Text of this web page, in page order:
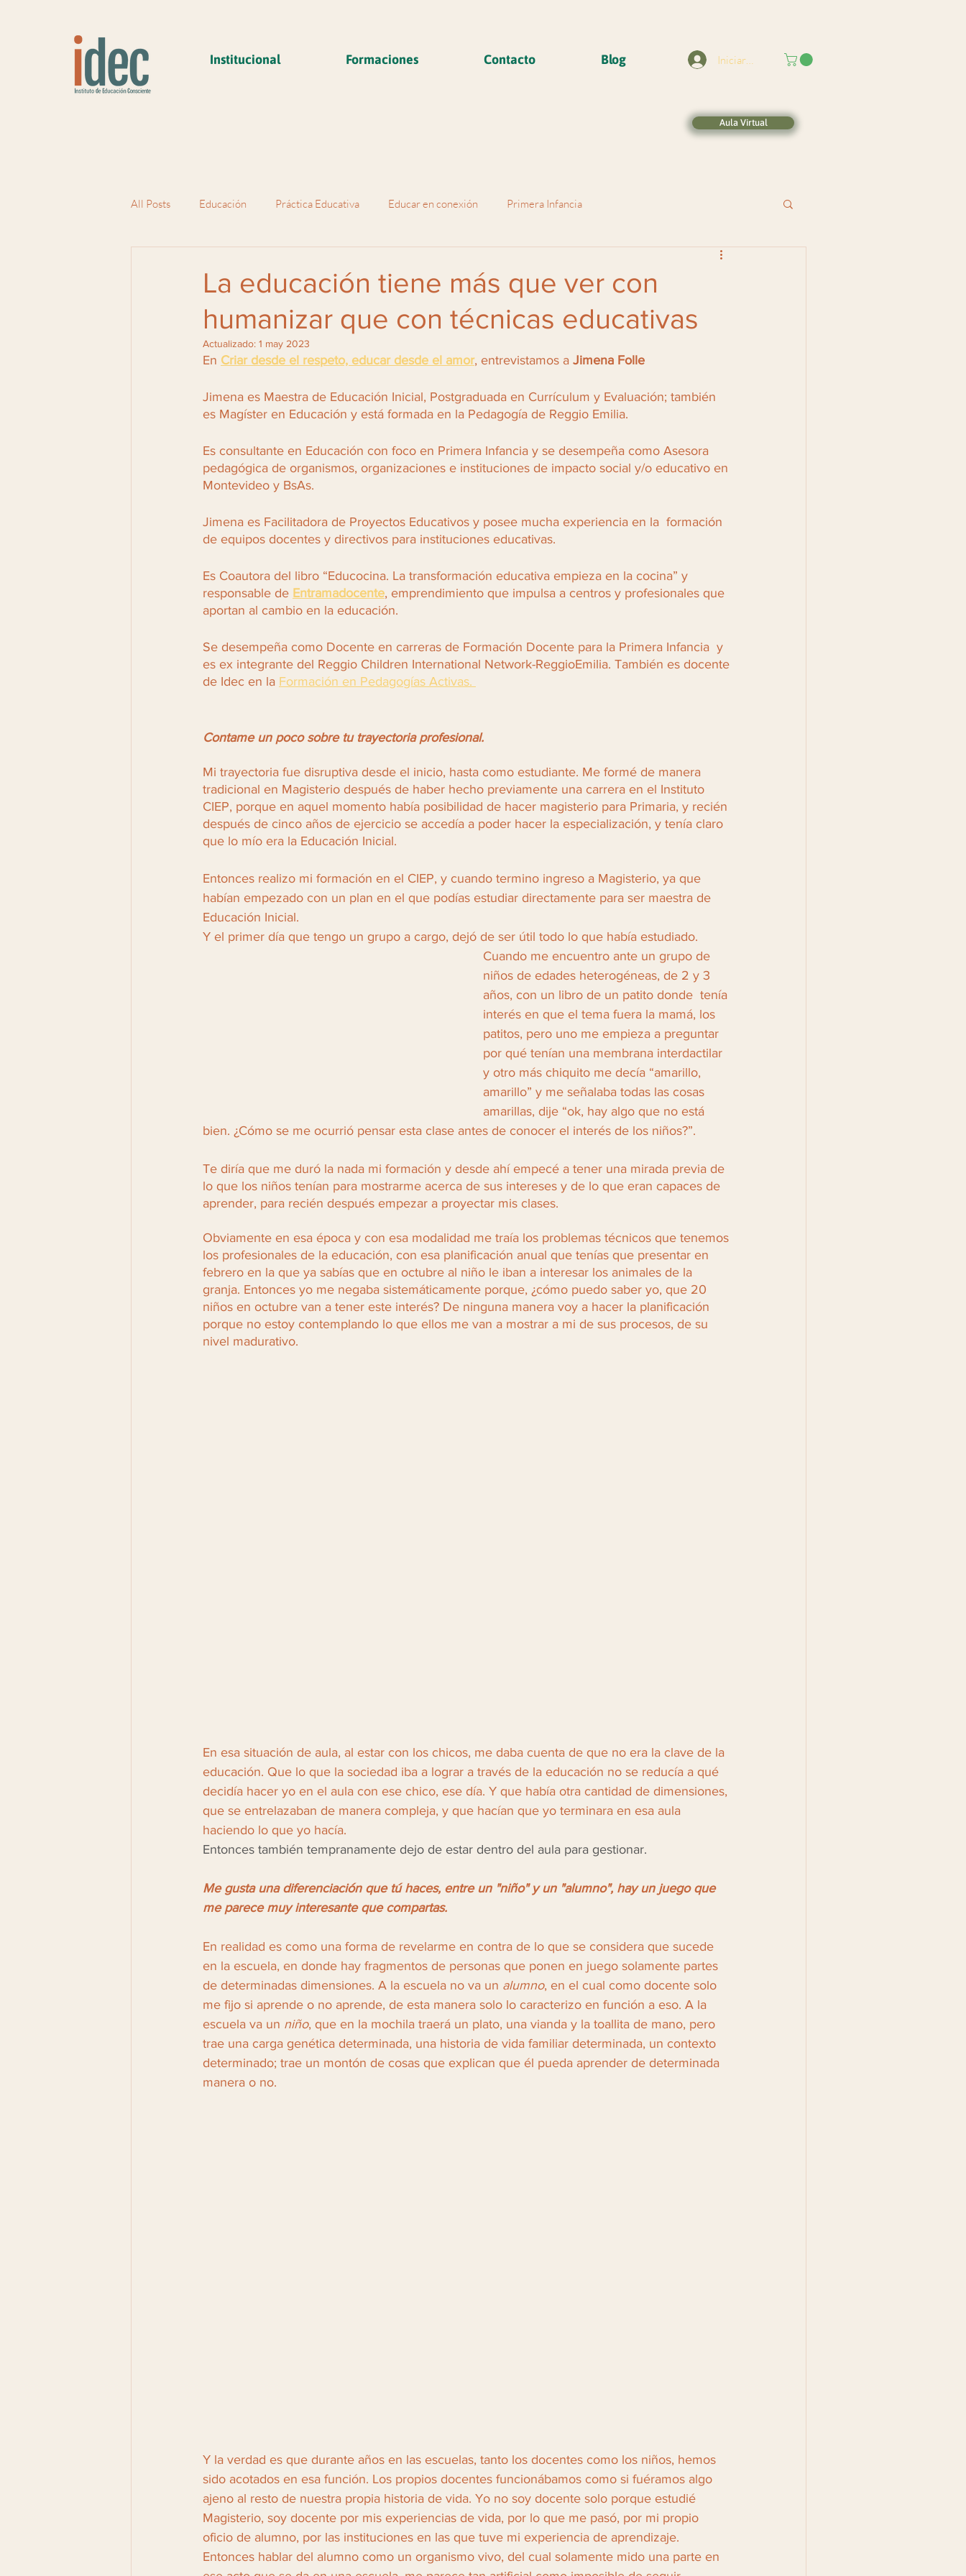
Institucional Formaciones Contacto Blog Iniciar sesión
Aula Virtual
All Posts Educación Práctica Educativa Educar en conexión Primera Infancia
La educación tiene más que ver con
humanizar que con técnicas educativas
Actualizado: 1 may 2023
En Criar desde el respeto, educar desde el amor, entrevistamos a Jimena Folle
Jimena es Maestra de Educación Inicial, Postgraduada en Currículum y Evaluación; también
es Magíster en Educación y está formada en la Pedagogía de Reggio Emilia.
Es consultante en Educación con foco en Primera Infancia y se desempeña como Asesora
pedagógica de organismos, organizaciones e instituciones de impacto social y/o educativo en
Montevideo y BsAs.
Jimena es Facilitadora de Proyectos Educativos y posee mucha experiencia en la  formación
de equipos docentes y directivos para instituciones educativas.
Es Coautora del libro “Educocina. La transformación educativa empieza en la cocina” y
responsable de Entramadocente, emprendimiento que impulsa a centros y profesionales que
aportan al cambio en la educación.
Se desempeña como Docente en carreras de Formación Docente para la Primera Infancia  y
es ex integrante del Reggio Children International Network-ReggioEmilia. También es docente
de Idec en la Formación en Pedagogías Activas.
Contame un poco sobre tu trayectoria profesional.
Mi trayectoria fue disruptiva desde el inicio, hasta como estudiante. Me formé de manera
tradicional en Magisterio después de haber hecho previamente una carrera en el Instituto
CIEP, porque en aquel momento había posibilidad de hacer magisterio para Primaria, y recién
después de cinco años de ejercicio se accedía a poder hacer la especialización, y tenía claro
que lo mío era la Educación Inicial.
Entonces realizo mi formación en el CIEP, y cuando termino ingreso a Magisterio, ya que
habían empezado con un plan en el que podías estudiar directamente para ser maestra de
Educación Inicial.
Y el primer día que tengo un grupo a cargo, dejó de ser útil todo lo que había estudiado.
Cuando me encuentro ante un grupo de
niños de edades heterogéneas, de 2 y 3
años, con un libro de un patito donde  tenía
interés en que el tema fuera la mamá, los
patitos, pero uno me empieza a preguntar
por qué tenían una membrana interdactilar
y otro más chiquito me decía “amarillo,
amarillo” y me señalaba todas las cosas
amarillas, dije “ok, hay algo que no está
bien. ¿Cómo se me ocurrió pensar esta clase antes de conocer el interés de los niños?”.
Te diría que me duró la nada mi formación y desde ahí empecé a tener una mirada previa de
lo que los niños tenían para mostrarme acerca de sus intereses y de lo que eran capaces de
aprender, para recién después empezar a proyectar mis clases.
Obviamente en esa época y con esa modalidad me traía los problemas técnicos que tenemos
los profesionales de la educación, con esa planificación anual que tenías que presentar en
febrero en la que ya sabías que en octubre al niño le iban a interesar los animales de la
granja. Entonces yo me negaba sistemáticamente porque, ¿cómo puedo saber yo, que 20
niños en octubre van a tener este interés? De ninguna manera voy a hacer la planificación
porque no estoy contemplando lo que ellos me van a mostrar a mi de sus procesos, de su
nivel madurativo.
En esa situación de aula, al estar con los chicos, me daba cuenta de que no era la clave de la
educación. Que lo que la sociedad iba a lograr a través de la educación no se reducía a qué
decidía hacer yo en el aula con ese chico, ese día. Y que había otra cantidad de dimensiones,
que se entrelazaban de manera compleja, y que hacían que yo terminara en esa aula
haciendo lo que yo hacía.
Entonces también tempranamente dejo de estar dentro del aula para gestionar.
Me gusta una diferenciación que tú haces, entre un "niño" y un "alumno", hay un juego que
me parece muy interesante que compartas.
En realidad es como una forma de revelarme en contra de lo que se considera que sucede
en la escuela, en donde hay fragmentos de personas que ponen en juego solamente partes
de determinadas dimensiones. A la escuela no va un alumno, en el cual como docente solo
me fijo si aprende o no aprende, de esta manera solo lo caracterizo en función a eso. A la
escuela va un niño, que en la mochila traerá un plato, una vianda y la toallita de mano, pero
trae una carga genética determinada, una historia de vida familiar determinada, un contexto
determinado; trae un montón de cosas que explican que él pueda aprender de determinada
manera o no.
Y la verdad es que durante años en las escuelas, tanto los docentes como los niños, hemos
sido acotados en esa función. Los propios docentes funcionábamos como si fuéramos algo
ajeno al resto de nuestra propia historia de vida. Yo no soy docente solo porque estudié
Magisterio, soy docente por mis experiencias de vida, por lo que me pasó, por mi propio
oficio de alumno, por las instituciones en las que tuve mi experiencia de aprendizaje.
Entonces hablar del alumno como un organismo vivo, del cual solamente mido una parte en